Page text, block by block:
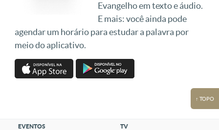
Evangelho em texto e áudio.
E mais: você ainda pode
agendar um horário para estudar a palavra por
meio do aplicativo.
↑ TOPO
EVENTOS TV